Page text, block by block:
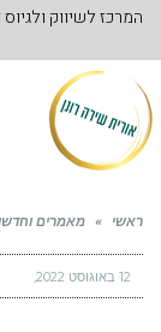
המרכז לשיווק
ראשי » מאמרים
12 באוגוסט 2022